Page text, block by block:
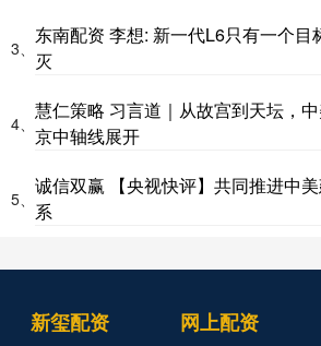
3、
东南配资 李想: 新一代L6只有一个目
灭
4、
慧仁策略 习言道｜从故宫到天坛，中
京中轴线展开
5、
诚信双赢 【央视快评】共同推进中
系
新玺配资 网上配资